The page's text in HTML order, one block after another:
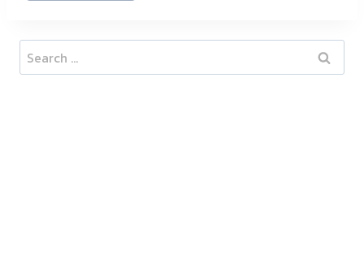
Search
for: